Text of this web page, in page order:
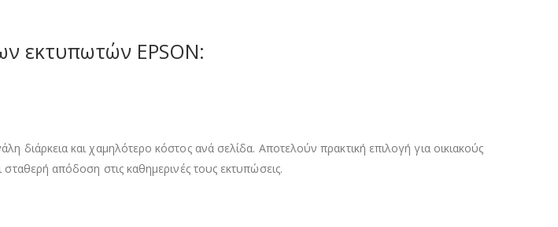
εκτυπωτών EPSON:
και χαμηλότερο κόστος ανά σελίδα. Αποτελούν πρακτική επιλογή για οικιακούς
απόδοση στις καθημερινές τους εκτυπώσεις.